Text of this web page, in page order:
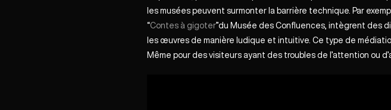
les musées peuvent surmonter la barrière technique. Par
“Contes à gigoter”du Musée des Confluences, intègrent des
les œuvres de manière ludique et intuitive. Ce type de
Même pour des visiteurs ayant des troubles de l’attention ou